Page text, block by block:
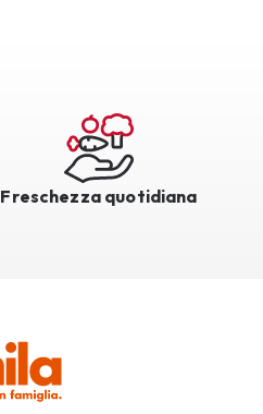
Freschezza quotidiana